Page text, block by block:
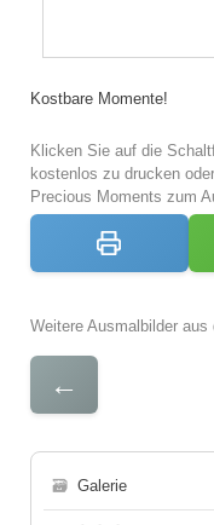
Kostbare Momente!
Klicken Sie auf die
kostenlos zu drucken
Precious Moments zum
Weitere Ausmalbilder
←
🗃 Galerie